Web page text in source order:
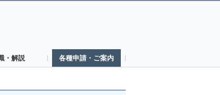
・解説 各種申請・ご案内